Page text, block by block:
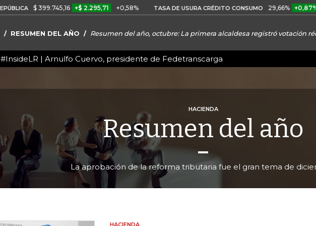
$ 399.745,16 +$ 2.295,71 +0,58% TASA DE USURA CRÉDITO CONSUMO 29,66% +0,87%
RESUMEN DEL AÑO Resumen del año, octubre: La primera alcaldesa registró votación
#InsideLR | Arnulfo Cuervo, presidente de Fedetranscarga
HACIENDA
Resumen del año
La aprobación de la reforma tributaria fue el gran tema de
HACIENDA